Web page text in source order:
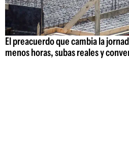
El preacuerdo que cambia la
menos horas, subas reales y